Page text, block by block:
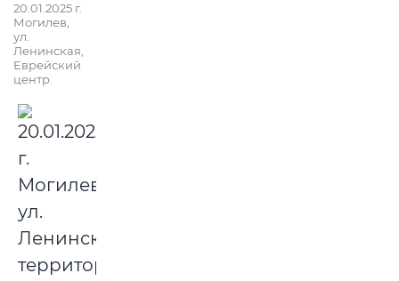
20.01.2025 г.
Могилев,
ул.
Ленинская,
Еврейский
центр.